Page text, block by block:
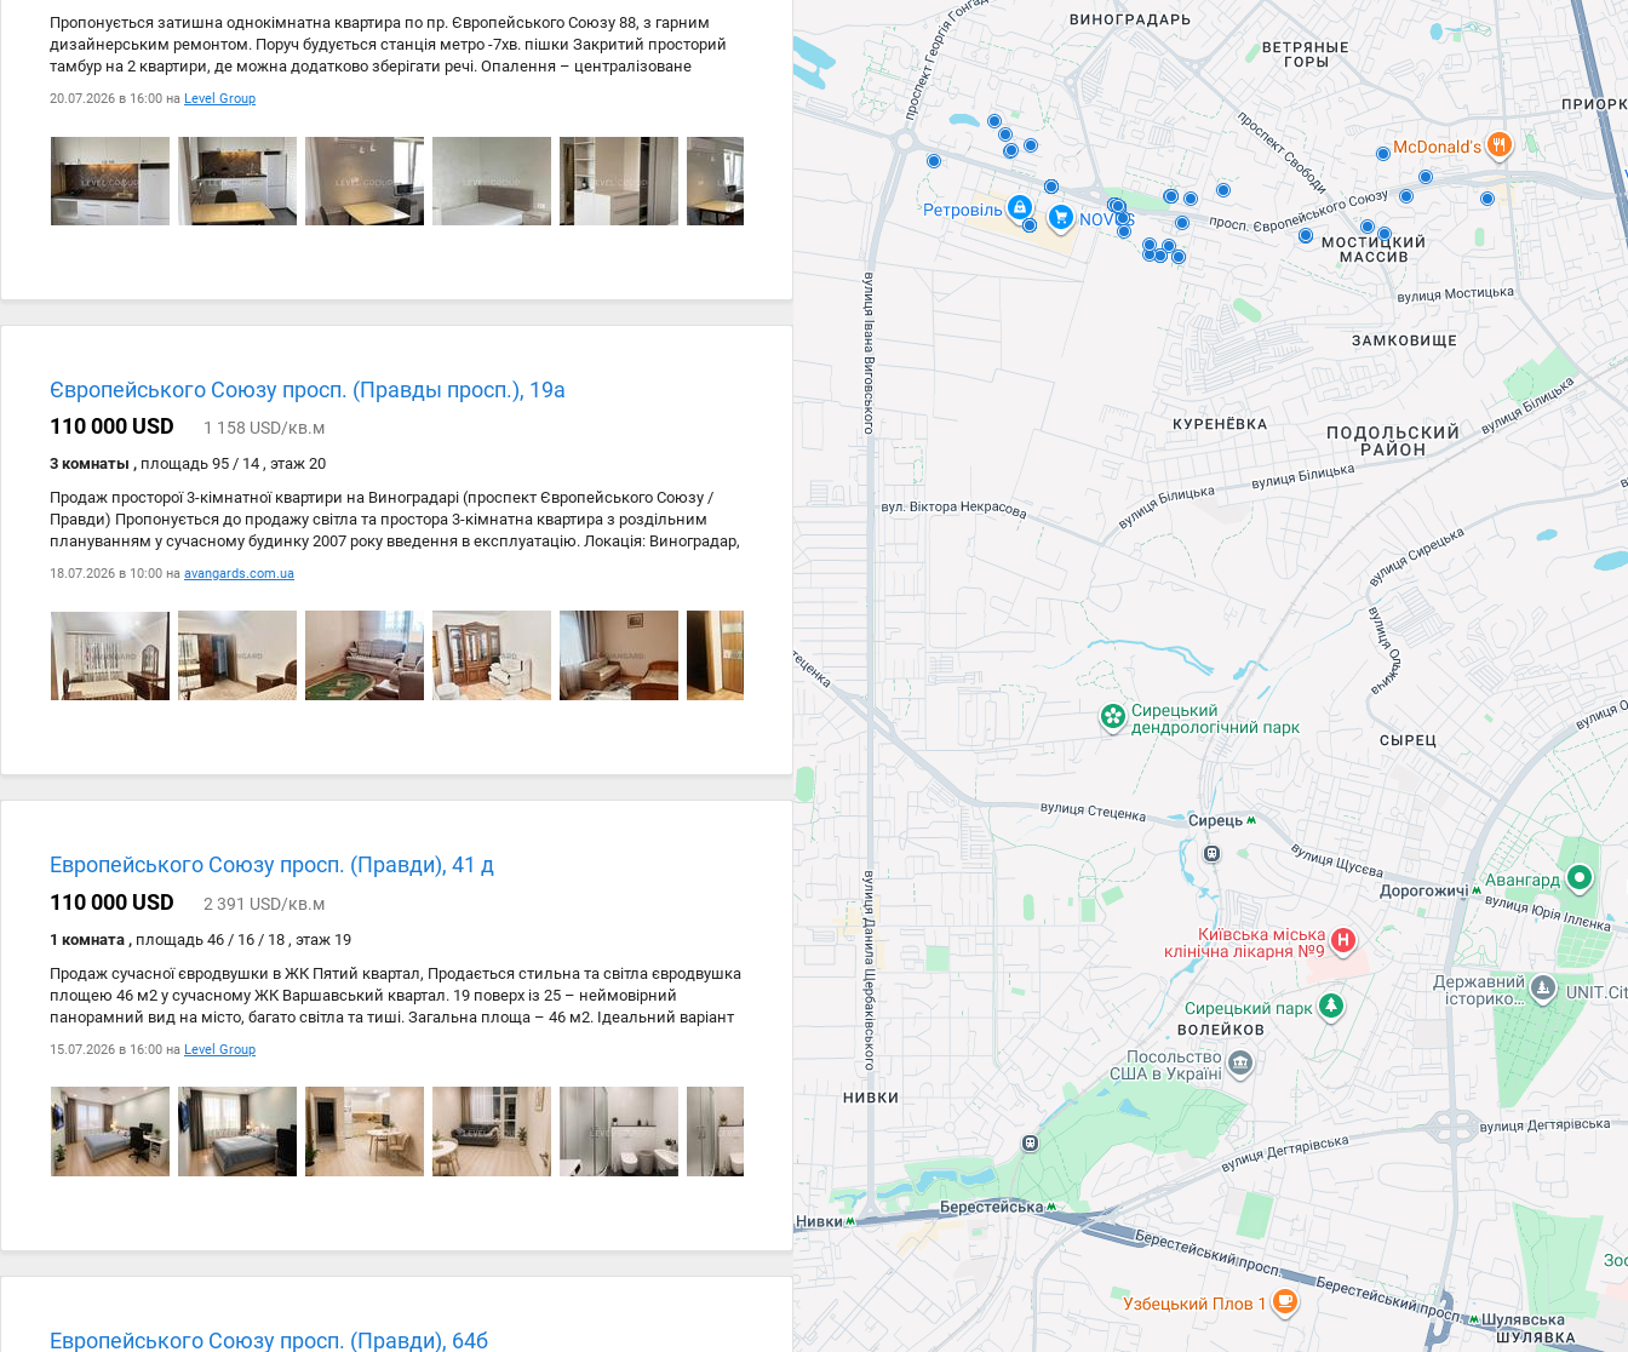
Пропонується затишна однокімнатна квартира по пр. Європейського Союзу 88, з гарним
дизайнерським ремонтом. Поруч будується станція метро -7хв. пішки Закритий просторий
тамбур на 2 квартири, де можна додатково зберігати речі. Опалення – централізоване
(квартира дуже тепла). Електрика та вода за індивідуальними лічильниками. Для зручності
встановлено бойлер. Всі інженерні комунікації електрика і сантехніка - повністю нові. З
все для комфортного проживання.
20.07.2026 в 16:00 на Level Group
Європейського Союзу просп. (Правды просп.), 19а
110 000 USD
1 158 USD/кв.м
3 комнаты , площадь 95 / 14 , этаж 20
Продаж просторої 3-кімнатної квартири на Виноградарі (проспект Європейського Союзу /
Правди) Пропонується до продажу світла та простора 3-кімнатна квартира з роздільним
плануванням у сучасному будинку 2007 року введення в експлуатацію. Локація: Виноградар,
кв.м **Переваги квартири:** • Три окремі кімнати • Роздільне планування • Два санвузли,
один із вікном • Квартира розташована всередині будинку, тепла та затишна • У будинку 3
ліфти • Гарний панорамний вид з вікон Інфраструктура та транспорт: • Поруч ЖК
«Варшавський» • Будується нова станція метро, що підвищить комфорт проживання та
інвестиційну привабливість району • Зручна транспортна розв'язка, швидке сполучення з
різними районами міста • Поряд супермаркети, магазини, школи, дитячі садки та зони
18.07.2026 в 10:00 на avangards.com.ua
Европейського Союзу просп. (Правди), 41 д
110 000 USD
2 391 USD/кв.м
1 комната , площадь 46 / 16 / 18 , этаж 19
Продаж сучасної євродвушки в ЖК Пятий квартал, Продається стильна та світла євродвушка
площею 46 м2 у сучасному ЖК Варшавський квартал. 19 поверх із 25 – неймовірний
панорамний вид на місто, багато світла та тиші. Загальна площа – 46 м2. Ідеальний варіант
комфорт навіть під час відключень електроенергії. Є вода та світло. Закрита територія з
територією. Поруч усе необхідне для комфортного життя: магазини, супермаркети, кафе,
школи, дитячі садки, спортивні майданчики, зручна транспортна розвязка. Телефонуйте та
записуйтеся на перегляд! Ця квартира поєднує комфорт, безпеку та відмінне розташування,
тому стане чудовим вибором для життя або інвестиції.
15.07.2026 в 16:00 на Level Group
Европейського Союзу просп. (Правди), 64б